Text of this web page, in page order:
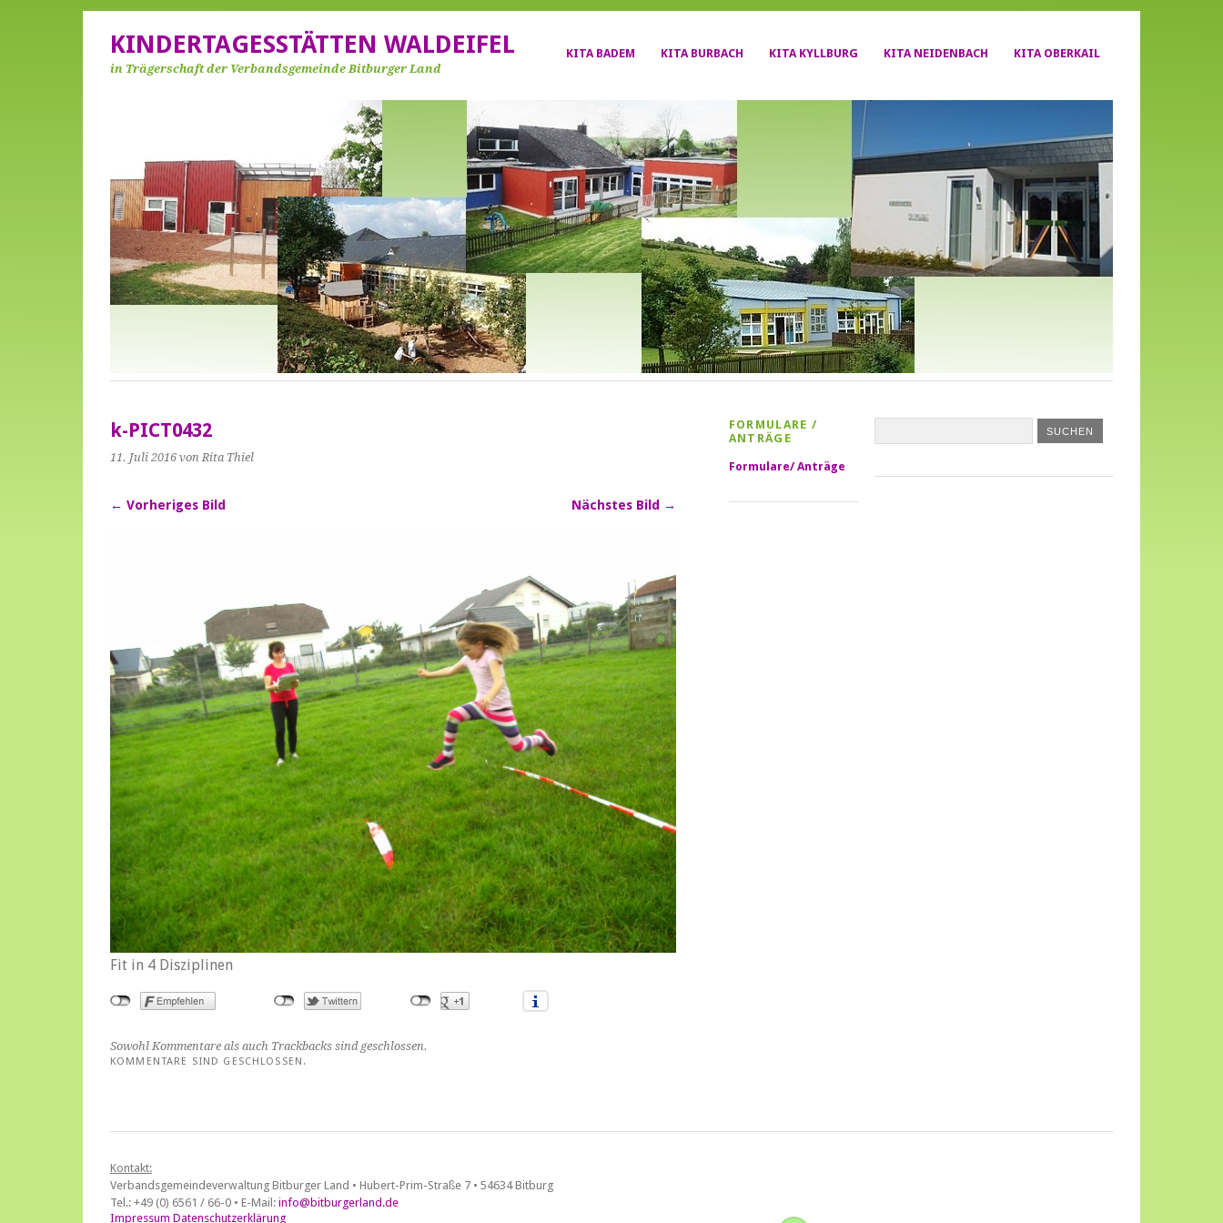
KITA BADEM KITA BURBACH KITA KYLLBURG KITA NEIDENBACH KITA OBERKAIL
KINDERTAGESSTÄTTEN WALDEIFEL
in Trägerschaft der Verbandsgemeinde Bitburger Land
k-PICT0432
11. Juli 2016 von Rita Thiel
← Vorheriges Bild Nächstes Bild →
Fit in 4 Disziplinen
Sowohl Kommentare als auch Trackbacks sind geschlossen.
KOMMENTARE SIND GESCHLOSSEN.
FORMULARE /
ANTRÄGE
Formulare/ Anträge
Kontakt:
Verbandsgemeindeverwaltung Bitburger Land • Hubert-Prim-Straße 7 • 54634 Bitburg
Tel.: +49 (0) 6561 / 66-0 • E-Mail: info@bitburgerland.de
Impressum Datenschutzerklärung